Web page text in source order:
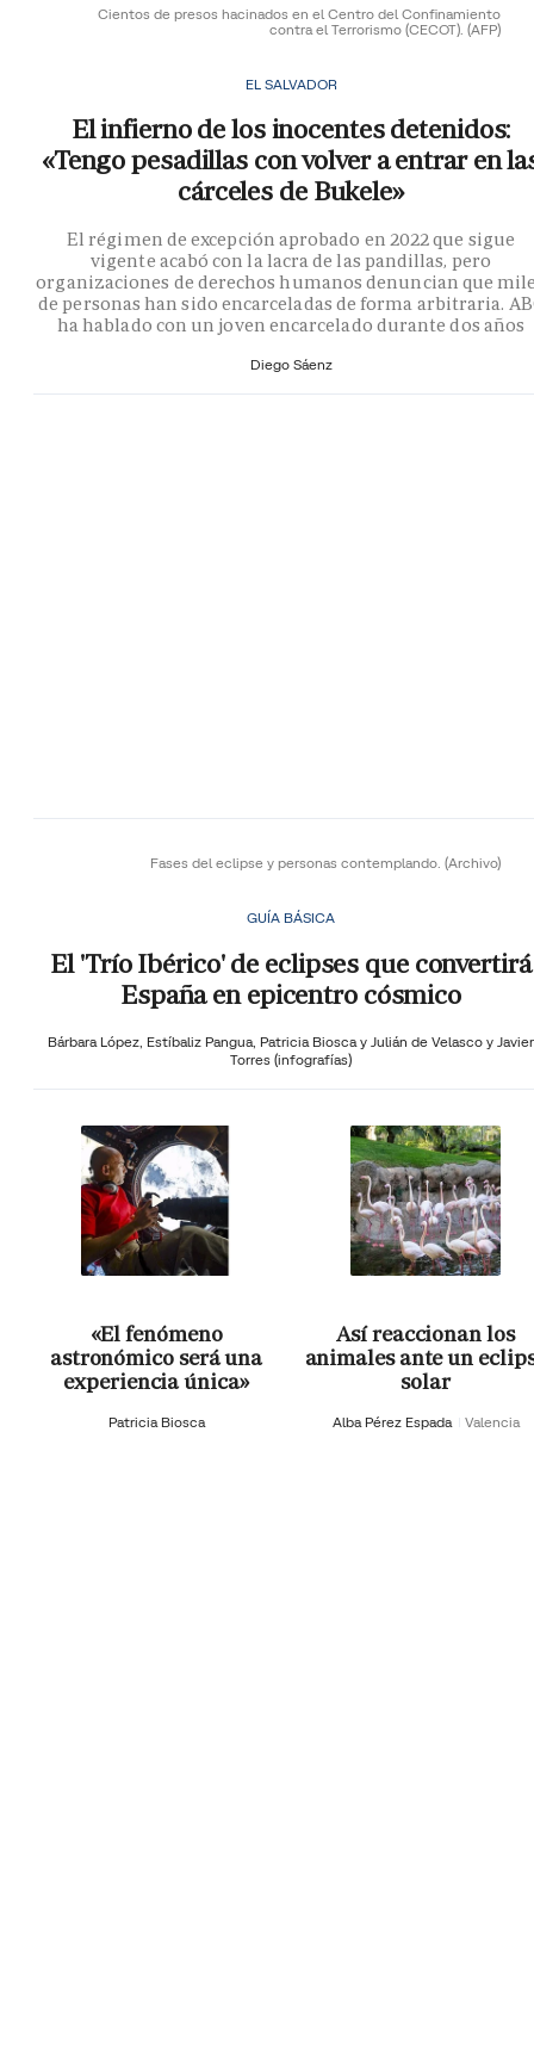
Cientos de presos hacinados en el Centro del Confinamiento
contra el Terrorismo (CECOT). (AFP)
EL SALVADOR
El infierno de los inocentes detenidos:
«Tengo pesadillas con volver a entrar en
cárceles de Bukele»
El régimen de excepción aprobado en 2022 que sigue
vigente acabó con la lacra de las pandillas, pero
organizaciones de derechos humanos denuncian que
de personas han sido encarceladas de forma arbitraria.
ha hablado con un joven encarcelado durante dos años
Diego Sáenz
Fases del eclipse y personas contemplando. (Archivo)
GUÍA BÁSICA
El 'Trío Ibérico' de eclipses que convertirá
España en epicentro cósmico
Bárbara López, Estíbaliz Pangua, Patricia Biosca y Julián de Velasco y Javier
Torres (infografías)
«El fenómeno
astronómico será una
experiencia única»
Patricia Biosca
Así reaccionan los
animales ante un
solar
Alba Pérez Espada Valencia